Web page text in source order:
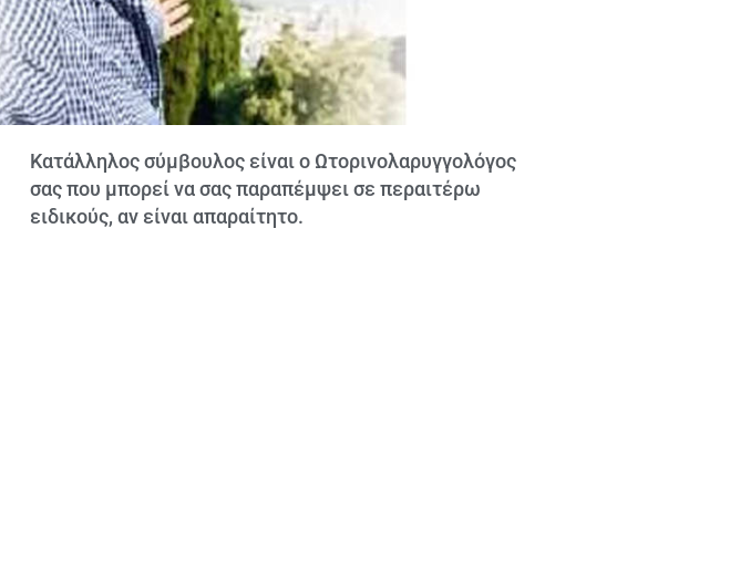
Κατάλληλος σύμβουλος είναι ο Ωτορινολαρυγγολόγος
σας που μπορεί να σας παραπέμψει σε περαιτέρω
ειδικούς, αν είναι απαραίτητο.